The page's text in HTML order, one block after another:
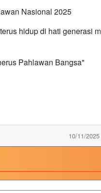
Nasional 2025
hidup di hati generasi
Pahlawan Bangsa"
10/11/